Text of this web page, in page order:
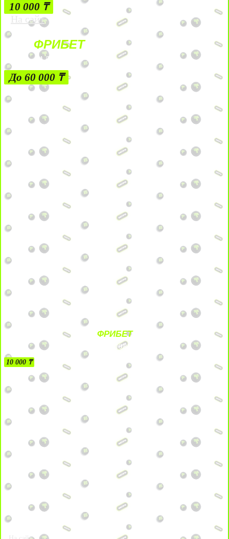
10 000 ₸
На сайт
ФРИБЕТ
ЗА ДЕПОЗИТЫ
До 60 000 ₸
ФРИБЕТ
БЕЗ УСЛОВИЙ
10 000 ₸